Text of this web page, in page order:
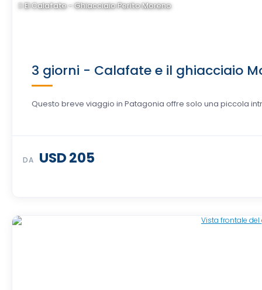
El Calafate - Ghiacciaio Perito Moreno
3 giorni - Calafate e il ghiacciaio
Questo breve viaggio in Patagonia offre solo una piccola
DA USD 205